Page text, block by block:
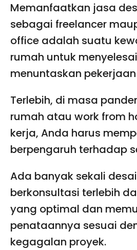
Memanfaatkan jasa
sebagai freelancer
office adalah suatu
rumah untuk
menuntaskan
Terlebih, di masa
rumah atau work from
kerja, Anda harus
berpengaruh terhadap
Ada banyak sekali
berkonsultasi terlebih
yang optimal dan
penataannya sesuai
kegagalan proyek.